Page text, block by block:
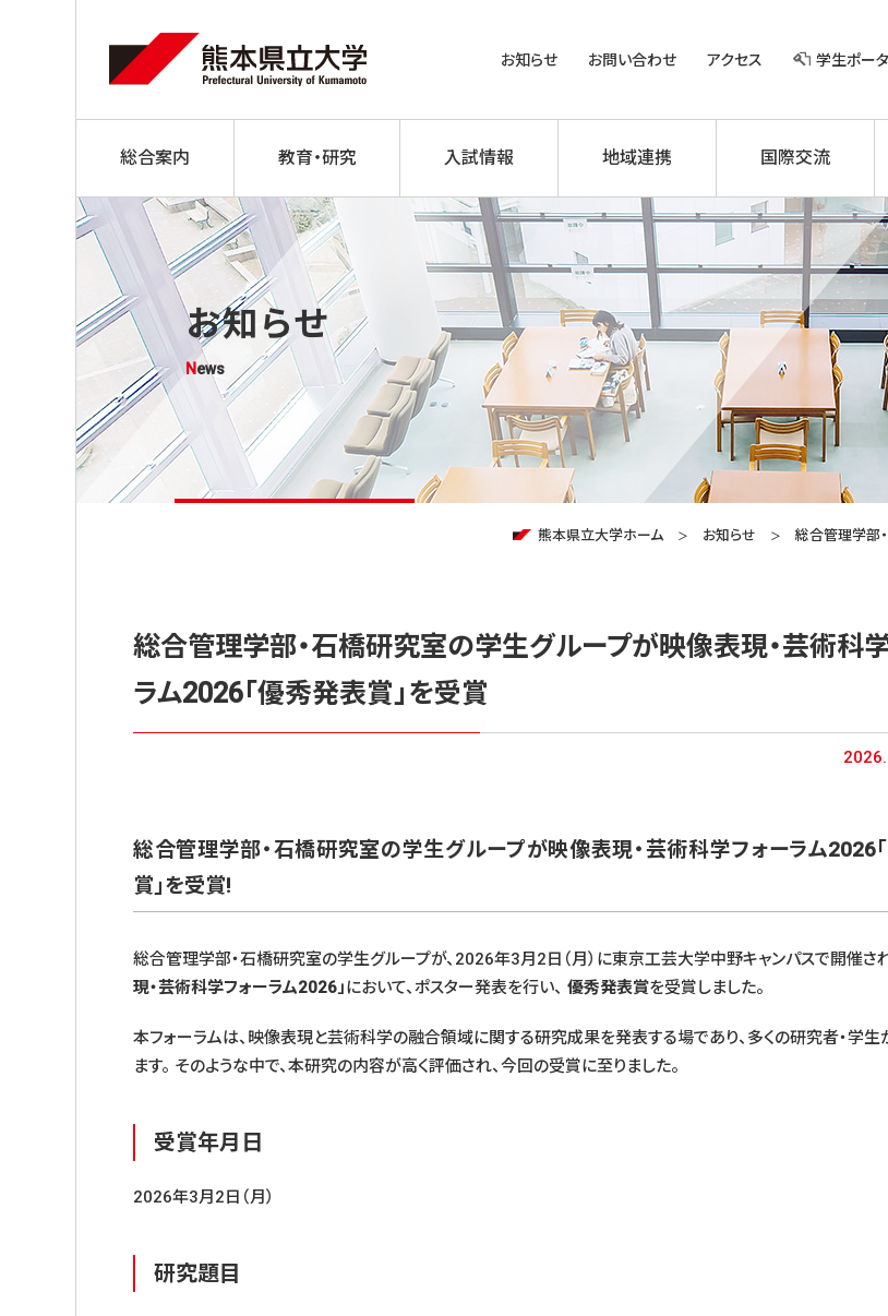
お知らせ お問い合わせ アクセス 学生ポー
総合案内 教育・研究 入試情報 地域連携 国際交流
お知らせ
News
熊本県立大学ホーム お知らせ 総合管理学部
総合管理学部・石橋研究室の学生グループが映像表現・芸術科
ラム2026「優秀発表賞」を受賞
総合管理学部・石橋研究室の学生グループが映像表現・芸術科学フォーラム2026
賞」を受賞!
総合管理学部・石橋研究室の学生グループが、2026年3月2日（月）に東京工芸大学中野キャンパスで開催さ
現・芸術科学フォーラム2026」において、ポスター発表を行い、 優秀発表賞を受賞しました。
本フォーラムは、映像表現と芸術科学の融合領域に関する研究成果を発表する場であり、多くの研究者・学生
ます。 そのような中で、本研究の内容が高く評価され、今回の受賞に至りました。
受賞年月日
2026年3月2日（月）
研究題目